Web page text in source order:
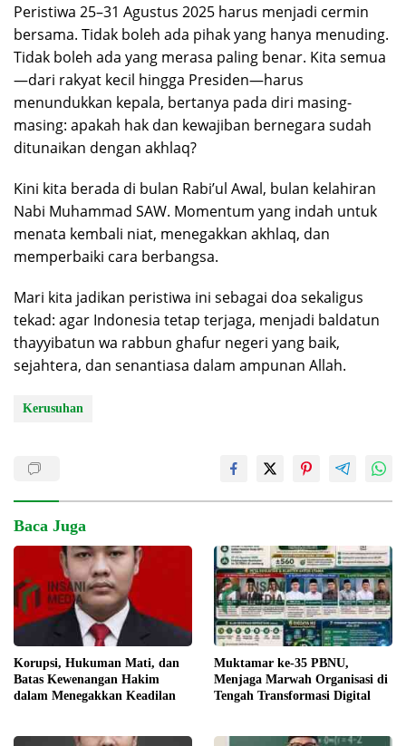
Peristiwa 25–31 Agustus 2025 harus menjadi cermin
bersama. Tidak boleh ada pihak yang hanya menuding.
Tidak boleh ada yang merasa paling benar. Kita semua
—dari rakyat kecil hingga Presiden—harus
menundukkan kepala, bertanya pada diri masing-
masing: apakah hak dan kewajiban bernegara sudah
ditunaikan dengan akhlaq?
Kini kita berada di bulan Rabi’ul Awal, bulan kelahiran
Nabi Muhammad SAW. Momentum yang indah untuk
menata kembali niat, menegakkan akhlaq, dan
memperbaiki cara berbangsa.
Mari kita jadikan peristiwa ini sebagai doa sekaligus
tekad: agar Indonesia tetap terjaga, menjadi baldatun
thayyibatun wa rabbun ghafur negeri yang baik,
sejahtera, dan senantiasa dalam ampunan Allah.
Kerusuhan
Baca Juga
Korupsi, Hukuman Mati, dan
Batas Kewenangan Hakim
dalam Menegakkan Keadilan
Muktamar ke-35 PBNU,
Menjaga Marwah Organisasi di
Tengah Transformasi Digital